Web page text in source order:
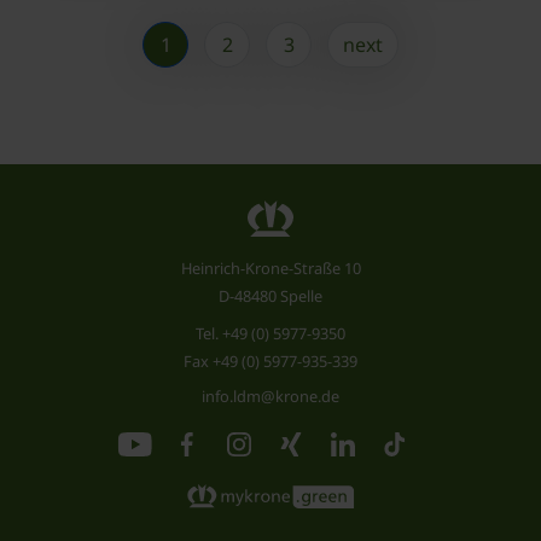
1 2 3 next
Heinrich-Krone-Straße 10
D-48480 Spelle
Tel. +49 (0) 5977-9350
Fax +49 (0) 5977-935-339
info.ldm@krone.de